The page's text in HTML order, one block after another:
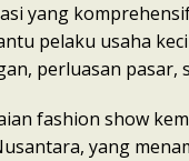
yang
pelaku usaha
perluasan pasar,
fashion show
yang